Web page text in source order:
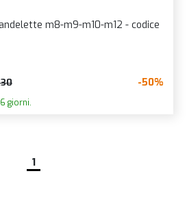
m8-m9-m10-m12 - codice
-50%
giorni.
1